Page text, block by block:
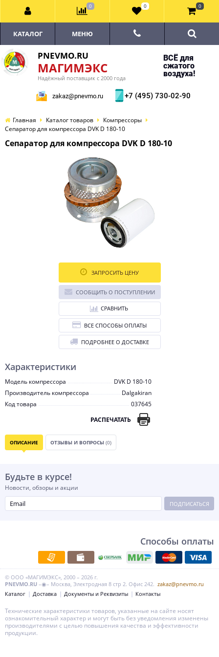
PNEVMO.RU
МАГИМЭКС
Надёжный поставщик с 2000 года
ВСЁ для
сжатого
воздуха!
zakaz@pnevmo.ru +7 (495) 730-02-90
КАТАЛОГ МЕНЮ
Главная Каталог товаров
Компрессоры
Сепаратор для компрессора DVK D 180-10
Сепаратор для компрессора DVK D 180-10
Характеристики
Модель компрессора
DVK D 180-10
Производитель компрессора
Dalgakiran
Код товара
037645
РАСПЕЧАТАТЬ
ЗАПРОСИТЬ ЦЕНУ
СООБЩИТЬ О ПОСТУПЛЕНИИ
СРАВНИТЬ
ВСЕ СПОСОБЫ ОПЛАТЫ
ПОДРОБНЕЕ О ДОСТАВКЕ
ОПИСАНИЕ ОТЗЫВЫ И ВОПРОСЫ (0)
Будьте в курсе!
Новости, обзоры и акции
ПОДПИСАТЬСЯ
Способы оплаты
© ООО «МАГИМЭКС», 2000 – 2026 г.
PNEVMO.RU –◉– Москва, Электродная 8 стр 2. Офис 242. zakaz@pnevmo.ru
Каталог
Доставка Документы и Реквизиты Контакты
0 0 0
Технические характеристики товаров, указанные на сайте носят
ознакомительный характер и могут быть без уведомления изменены
производителями с целью повышения качества и эффективности
продукции.